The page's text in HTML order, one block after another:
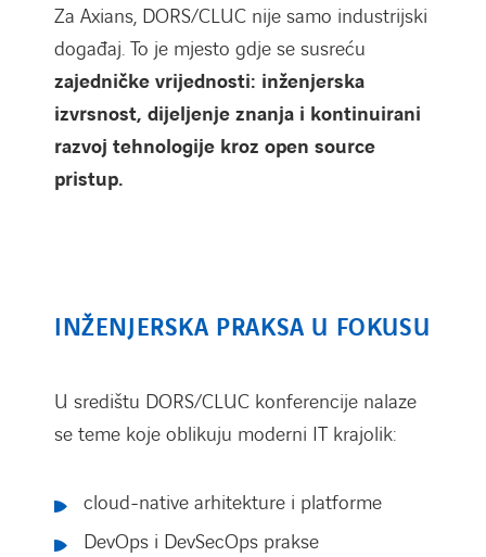
Za Axians, DORS/CLUC nije samo industrijski
događaj. To je mjesto gdje se susreću
zajedničke vrijednosti: inženjerska
izvrsnost, dijeljenje znanja i kontinuirani
razvoj tehnologije kroz open source
pristup.
INŽENJERSKA PRAKSA U FOKUSU
U središtu DORS/CLUC konferencije nalaze
se teme koje oblikuju moderni IT krajolik:
cloud-native arhitekture i platforme
DevOps i DevSecOps prakse